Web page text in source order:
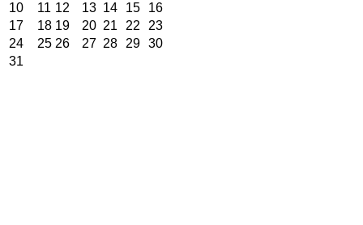
10
11 12 13 14 15
16
17
18 19 20 21 22 23
24
25 26 27 28 29 30
31